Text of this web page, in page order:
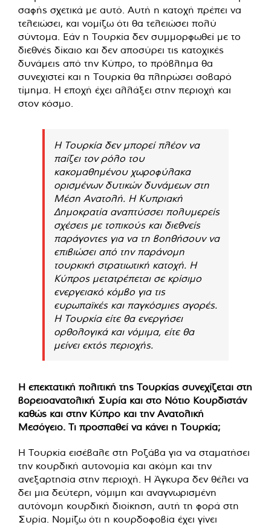
σαφής σχετικά με αυτό. Αυτή η κατοχή πρέπει να
τελειώσει, και νομίζω ότι θα τελειώσει πολύ
σύντομα. Εάν η Τουρκία δεν συμμορφωθεί με το
διεθνές δίκαιο και δεν αποσύρει τις κατοχικές
δυνάμεις από την Κύπρο, το πρόβλημα θα
συνεχιστεί και η Τουρκία θα πληρώσει σοβαρό
τίμημα. Η εποχή έχει αλλάξει στην περιοχή και
στον κόσμο.
Η Τουρκία δεν μπορεί πλέον να
παίζει τον ρόλο του
κακομαθημένου χωροφύλακα
ορισμένων δυτικών δυνάμεων στη
Μέση Ανατολή. Η Κυπριακή
Δημοκρατία αναπτύσσει πολυμερείς
σχέσεις με τοπικούς και διεθνείς
παράγοντες για να τη βοηθήσουν να
επιβιώσει από την παράνομη
τουρκική στρατιωτική κατοχή. Η
Κύπρος μετατρέπεται σε κρίσιμο
ενεργειακό κόμβο για τις
ευρωπαϊκές και παγκόσμιες αγορές.
Η Τουρκία είτε θα ενεργήσει
ορθολογικά και νόμιμα, είτε θα
μείνει εκτός περιοχής.
Η επεκτατική πολιτική της Τουρκίας συνεχίζεται στη
βορειοανατολική Συρία και στο Νότιο Κουρδιστάν
καθώς και στην Κύπρο και την Ανατολική
Μεσόγειο. Τι προσπαθεί να κάνει η Τουρκία;
Η Τουρκία εισέβαλε στη Ροζάβα για να σταματήσει
την κουρδική αυτονομία και ακόμη και την
ανεξαρτησία στην περιοχή. Η Άγκυρα δεν θέλει να
δει μια δεύτερη, νόμιμη και αναγνωρισμένη
αυτόνομη κουρδική διοίκηση, αυτή τη φορά στη
Συρία. Νομίζω ότι η κουρδοφοβία έχει γίνει